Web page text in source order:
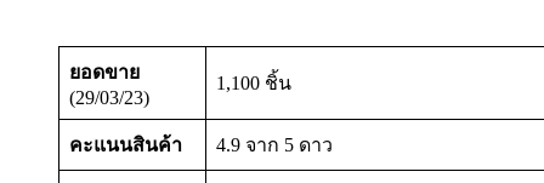
ยอดขาย
(29/03/23)
1,100 ชิ้น
คะแนนสินค้า 4.9 จาก 5 ดาว